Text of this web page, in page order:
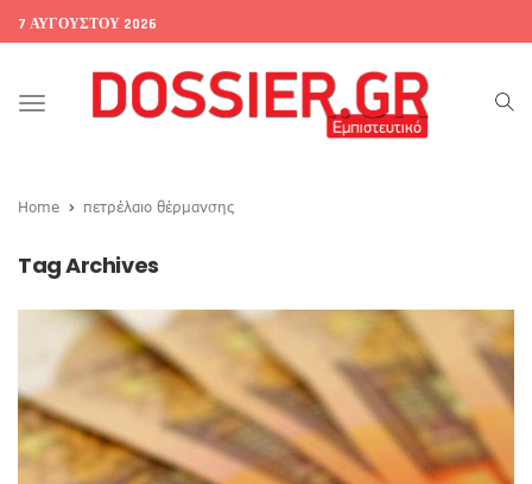
7 ΑΥΓΟΎΣΤΟΥ 2026
Toggle
Home πετρέλαιο θέρμανσης
Tag Archives